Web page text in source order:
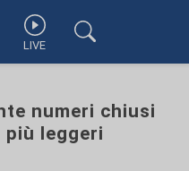
LIVE
numeri chiusi
leggeri